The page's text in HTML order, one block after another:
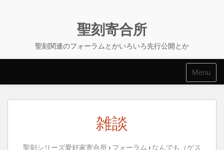
聖刻寄合所
聖刻関連のフォーラムとかいろいろ先行公開とか
Menu
雑談
聖刻シリーズ愛好家寄合所› フォーラム › なんでも（ゲス